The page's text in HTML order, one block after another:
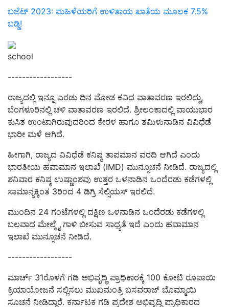
ಬಜೆಟ್ 2023: ಮಹಿಳೆಯರಿಗೆ ಉಳಿತಾಯ ಖಾತೆಯ ಮೂಲಕ 7.5%
ಬಡ್ಡಿ!
school
------------------
ರಾಜ್ಯದಲ್ಲಿ ಇನ್ನೂ ಎರಡು ದಿನ ಮೋಡ ಕವಿದ ವಾತಾವರಣ ಇರಲಿದ್ದು,
ಬೆಂಗಳೂರಿನಲ್ಲಿ ಚಳಿ ವಾತಾವರಣ ಇರಲಿದೆ. ಶ್ರೀಲಂಕಾದಲ್ಲಿ ವಾಯುಭಾರ
ಕುಸಿತ ಉಂಟಾಗಿರುವುದರಿಂದ ಕೇರಳ ಹಾಗೂ ತಮಿಳುನಾಡಿನ ವಿವಿಧೆಡೆ
ಭಾರೀ ಮಳೆ ಆಗಿದೆ.
ಹೀಗಾಗಿ, ರಾಜ್ಯದ ವಿವಿಧೆಡೆ ಕನಿಷ್ಠ ತಾಪಮಾನ ವರದಿ ಆಗಿದೆ ಎಂದು
ಭಾರತೀಯ ಹವಾಮಾನ ಇಲಾಖೆ (IMD) ಮುನ್ಸೂಚನೆ ನೀಡಿದೆ. ರಾಜ್ಯದಲ್ಲಿ
ಶನಿವಾರ ಕನಿಷ್ಠ ಉಷ್ಣಾಂಶವು ಉತ್ತರ ಒಳನಾಡಿನ ಒಂದೆರಡು ಕಡೆಗಳಲ್ಲಿ
ಸಾಮಾನ್ಯಕ್ಕಿಂತ 3ರಿಂದ 4 ಡಿಗ್ರಿ ಸೆಲ್ಸಿಯಸ್‌ ಇರಲಿದೆ.
ಮುಂದಿನ 24 ಗಂಟೆಗಳಲ್ಲಿ ದಕ್ಷಿಣ ಒಳನಾಡಿನ ಒಂದೆರಡು ಕಡೆಗಳಲ್ಲಿ
ಬಲವಾದ ಮೇಲ್ಮೈ ಗಾಳಿ ಬೀಸುವ ಸಾಧ್ಯತೆ ಇದೆ ಎಂದು ಹವಾಮಾನ
ಇಲಾಖೆ ಮುನ್ಸೂಚನೆ ನೀಡಿದೆ.
------------------
ಮಾರ್ಚ್ 31ರೊಳಗೆ ಗಡಿ ಅಭಿವೃದ್ಧಿ ಪ್ರಾಧಿಕಾರಕ್ಕೆ 100 ಕೋಟಿ ರೂಪಾಯಿ
ಕ್ರಿಯಾಯೋಜನೆ ಸಲ್ಲಿಸಲು ಮುಖಮಂತ್ರಿ ಬಸವರಾಜ್‌ ಬೊಮ್ಮಾಯಿ
ಸೂಚನೆ ನೀಡಿದ್ದಾರೆ. ಕರ್ನಾಟಕ ಗಡಿ ಪ್ರದೇಶ ಅಭಿವೃದ್ಧಿ ಪ್ರಾಧಿಕಾರದ